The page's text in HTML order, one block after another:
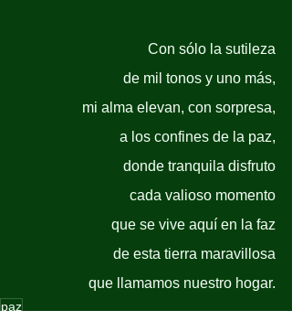
Con sólo la sutileza
de mil tonos y uno más,
mi alma elevan, con sorpresa,
a los confines de la paz,
donde tranquila disfruto
cada valioso momento
que se vive aquí en la faz
de esta tierra maravillosa
que llamamos nuestro hogar.
paz